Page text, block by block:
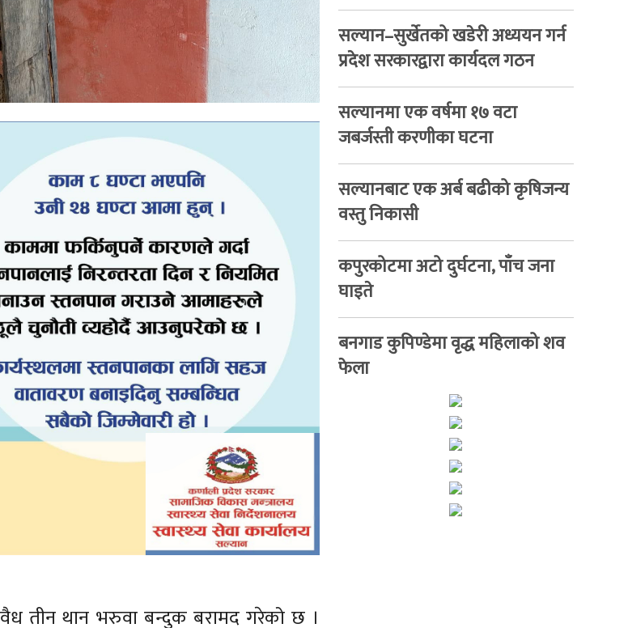
तीन थान भरुवा बन्दुक बरामद गरेको छ ।
सल्यान–सुर्खेतको खडेरी अध्ययन गर्न
प्रदेश सरकारद्वारा कार्यदल गठन
सल्यानमा एक वर्षमा १७ वटा
जबर्जस्ती करणीका घटना
सल्यानबाट एक अर्ब बढीको कृषिजन्य
वस्तु निकासी
कपुरकोटमा अटो दुर्घटना, पाँच जना
घाइते
बनगाड कुपिण्डेमा वृद्ध महिलाको शव
फेला